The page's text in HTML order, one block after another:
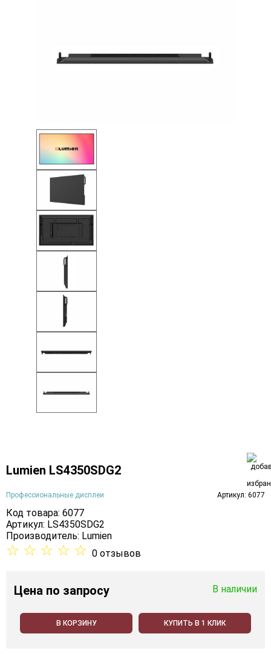
Lumien LS4350SDG2
Профессиональные дисплеи Артикул: 6077
Код товара: 6077
Артикул: LS4350SDG2
Производитель: Lumien
☆ ☆ ☆ ☆ ☆ 0 отзывов
Цена по запросу В наличии
В КОРЗИНУ КУПИТЬ В 1 КЛИК